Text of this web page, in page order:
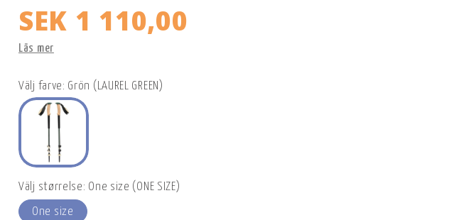
SEK 1 110,00
Läs mer
Välj farve: Grön (LAUREL GREEN)
Välj størrelse: One size (ONE SIZE)
One size